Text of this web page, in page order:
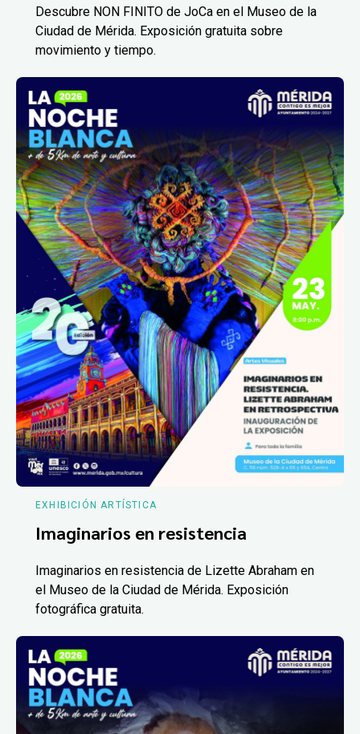
Descubre NON FINITO de JoCa en el Museo de la
Ciudad de Mérida. Exposición gratuita sobre
movimiento y tiempo.
EXHIBICIÓN ARTÍSTICA
Imaginarios en resistencia
Imaginarios en resistencia de Lizette Abraham en
el Museo de la Ciudad de Mérida. Exposición
fotográfica gratuita.